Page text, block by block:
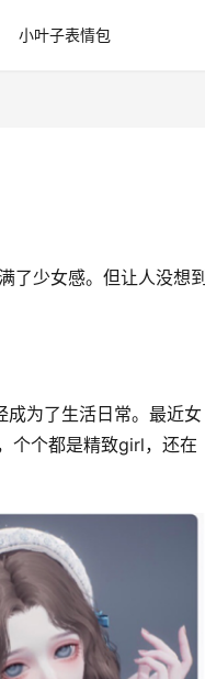
小叶子表情包
了少女感。但让人没想到
成为了生活日常。最近女
个个都是精致girl，还在